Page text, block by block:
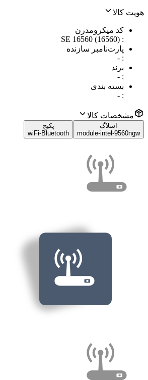
هویت کالا
کد میکرومدرن
:
SE 16560 (16560)
پارت‌نامبر سازنده
:
-
برند
:
-
بسته بندی
:
-
مشخصات کالا
اسلاگ
module-intel-9560ngw
پکیج
wiFi-Bluetooth